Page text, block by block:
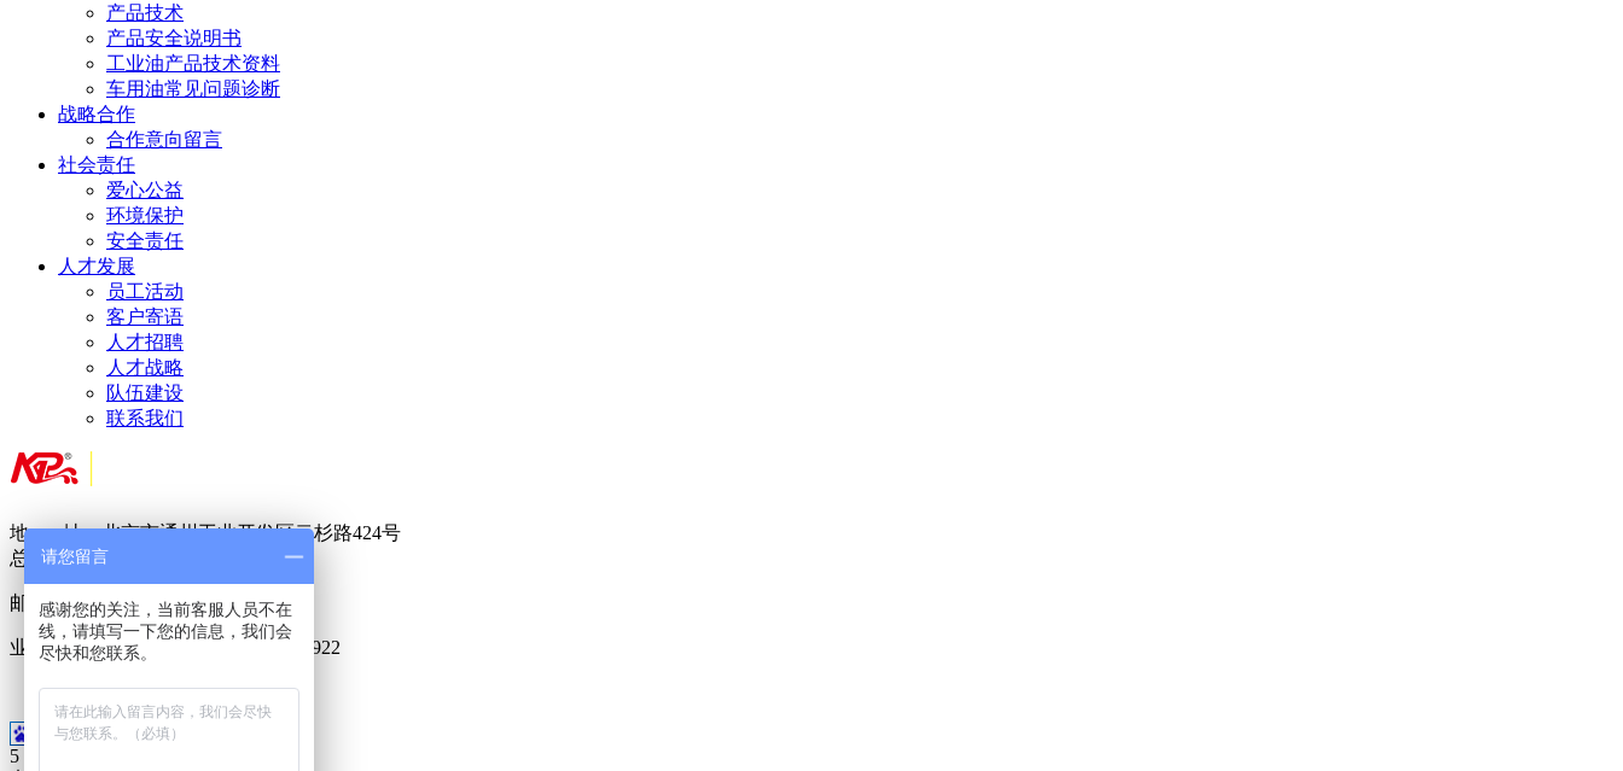
产品技术
产品安全说明书
工业油产品技术资料
车用油常见问题诊断
战略合作
合作意向留言
社会责任
爱心公益
环境保护
安全责任
人才发展
员工活动
客户寄语
人才招聘
人才战略
队伍建设
联系我们
地 址：北京市通州工业开发区云杉路424号
总 机：010-
邮 箱：717888288@qq.com
业务专线：400-6023-686 15911099922
18500955188
5
请您留言
感谢您的关注，当前客服人员不在
线，请填写一下您的信息，我们会
尽快和您联系。